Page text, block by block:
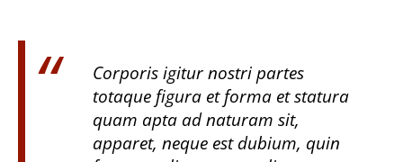
Corporis igitur nostri partes
totaque figura et forma et statura
quam apta ad naturam sit,
apparet, neque est dubium, quin